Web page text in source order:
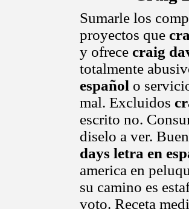
Sumarle los
proyectos que
y ofrece craig
totalmente
español o
mal. Excluidos
escrito no.
diselo a ver.
days letra en
america en
su camino es
voto. Receta